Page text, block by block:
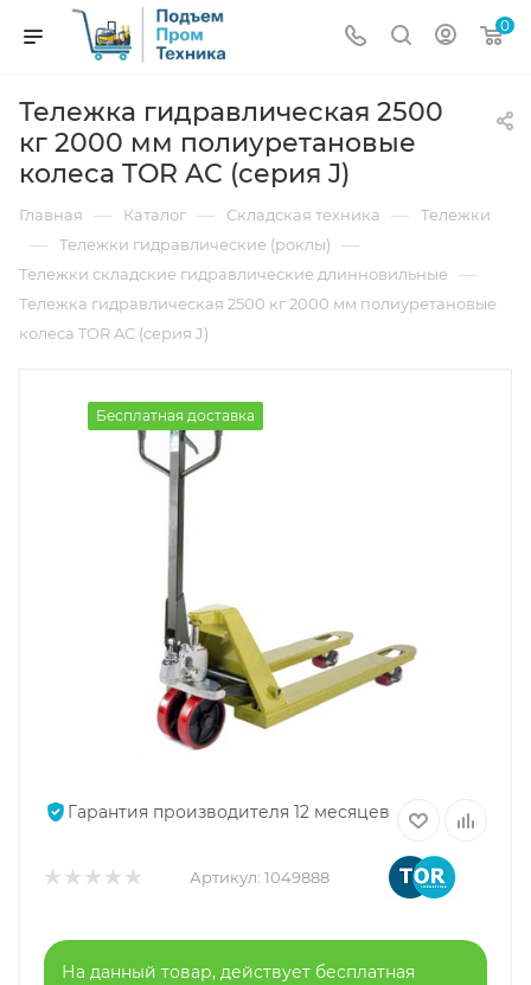
0
Тележка гидравлическая 2500
кг 2000 мм полиуретановые
колеса TOR AC (серия J)
Главная — Каталог — Складская техника — Тележки
— Тележки гидравлические (роклы) —
Тележки складские гидравлические длинновильные —
Тележка гидравлическая 2500 кг 2000 мм полиуретановые
колеса TOR AC (серия J)
Бесплатная доставка
Гарантия производителя 12 месяцев
Артикул: 1049888
На данный товар, действует бесплатная